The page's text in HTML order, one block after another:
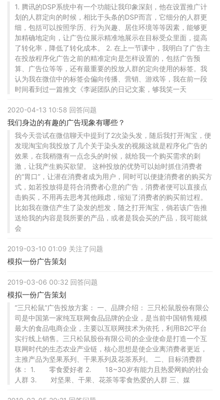
1. 腾讯的DSP系统中有一个功能让我印象深刻，他在设置推广计
划的人群定向的时候，相比于头条的DSP而言，它细分的人群更
细，包括可以按照学历、行为兴趣、居住环境等等因素，能够更
加精确地定向，让广告位展示精准地展示在目标受众里面，提高
了转化率，降低了转化成本。 2. 在上一节课中，我明白了广告主
在投放程序化广告之前的精准定向是怎样设置的，包括广告预
算、广告位等等，还有最重要的投放人群的定向使用的标签。我
认为我在微信中的标签会偏向传播、营销、游戏等，我在前一段
时间看到过一篇推文《李诞团队的日记文案，够我笑一天
2020-04-13 10:58 回答问题
我们身边的有趣的广告现象有哪些？
我今天尝试在微信聊天中提到了2次染头发，随后我打开淘宝，便
发现淘宝向我投放了几个关于染头发的视频这就是程序化广告的
效果，在我稍微有一点念头的时候，就给我一个购买需求的刺
激，让我产生购买欲望。 这种投放的优势可以始时抓住消费者
的“胃口”，让潜在消费者成为用户，同时可以便捷消费者的购买方
式，如若投放得是符合消费者心意的广告，消费者便可以直接点
击购买，不用再去思考其他顾虑，缩短了消费者的购买前过程。
比如我在微信产生了染发的想发，随之打开淘宝，倘若该广告推
送给我的内容是我所要的产品，或者是我会买的产品，我可能就
会
2019-03-10 01:09 关注了问题
模拟一份广告策划
2019-03-06 00:32 回答问题
模拟一份广告策划
“三只松鼠”广告投放方案： 一、品牌介绍： 三只松鼠股份有限公
司是中国第一家纯互联网食品品牌的企业，是当前中国销售规模
最大的食品电商企业，主要以互联网技术为依托，利用B2C平台
实行线上销售。三只松鼠股份有限公司的企业使命是打造一个互
联网时代的生态农业产业链，核心思想是使企业离消费者更近，
主推产品为坚果系列、干果系列及花茶系列。 二、目标消费群
体： 1. 零食爱好者 2. 18~30岁有能力且热爱网购的社会
人群 3. 对坚果、干果、花茶等零食热爱的人群 三、媒